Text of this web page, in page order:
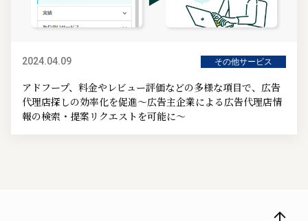
2024.04.09 その他サービス
アドフープ、料金やレビュー評価などの多様な項目で、広告
代理店探しの効率化を促進～広告主企業による広告代理店情
報の検索・提案リクエストを可能に～